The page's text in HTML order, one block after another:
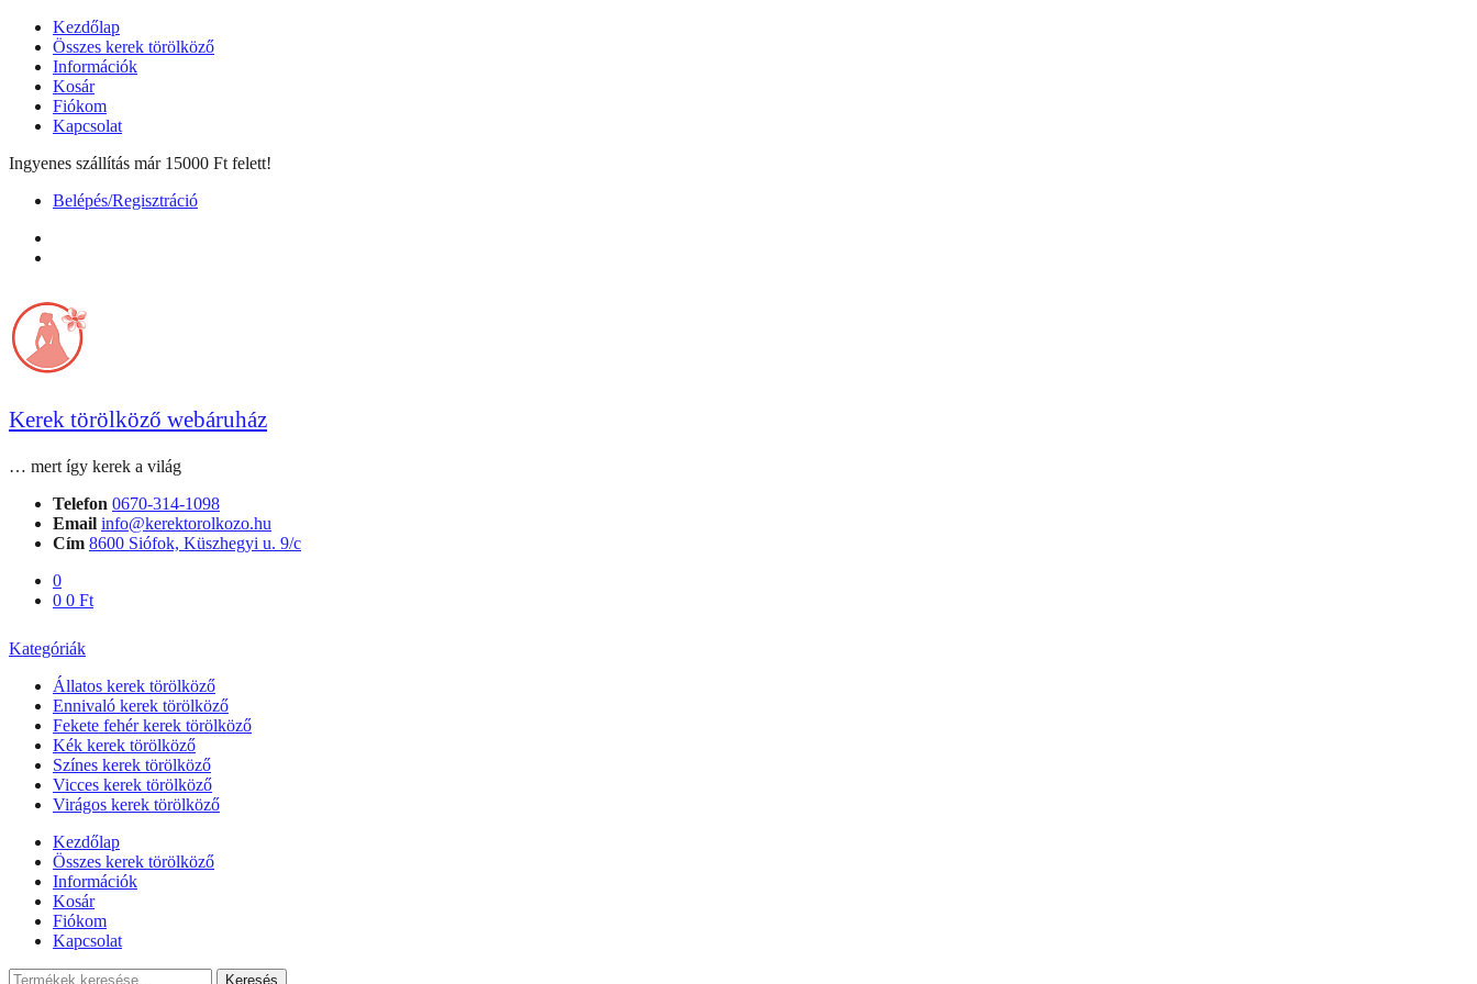
Skip
content
Kezdőlap
Összes kerek törölköző
Információk
Kosár
Fiókom
Kapcsolat
Ingyenes szállítás már 15000 Ft felett!
Belépés/Regisztráció
Kerek törölköző webáruház
… mert így kerek a világ
Telefon 0670-314-1098
Email info@kerektorolkozo.hu
Cím 8600 Siófok, Küszhegyi u. 9/c
0
0 0 Ft
Kategóriák
Állatos kerek törölköző
Ennivaló kerek törölköző
Fekete fehér kerek törölköző
Kék kerek törölköző
Színes kerek törölköző
Vicces kerek törölköző
Virágos kerek törölköző
Kezdőlap
Összes kerek törölköző
Információk
Kosár
Fiókom
Kapcsolat
Keresés
Keresés